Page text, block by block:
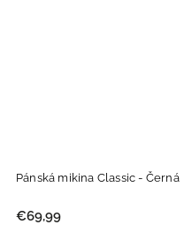
Pánská mikina Classic - Černá
€69,99